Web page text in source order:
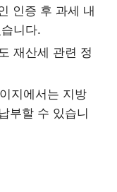
인증 후 과세 내
니다.
재산세 관련 정
지에서는 지방
부할 수 있습니